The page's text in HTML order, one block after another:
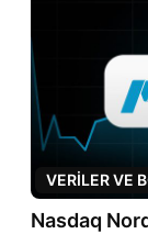
VERILER VE
Nasdaq